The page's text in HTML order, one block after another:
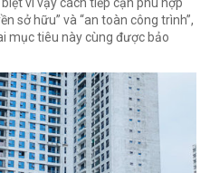
sở hữu” và “an toàn công trình”,
mục tiêu này cùng được bảo